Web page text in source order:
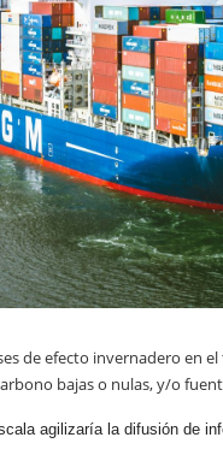
de efecto invernadero en
bajas o nulas, y/o
agilizaría la difusión de